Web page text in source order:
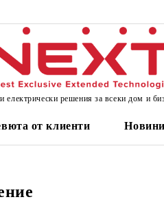
решения за всеки дом и
от клиенти